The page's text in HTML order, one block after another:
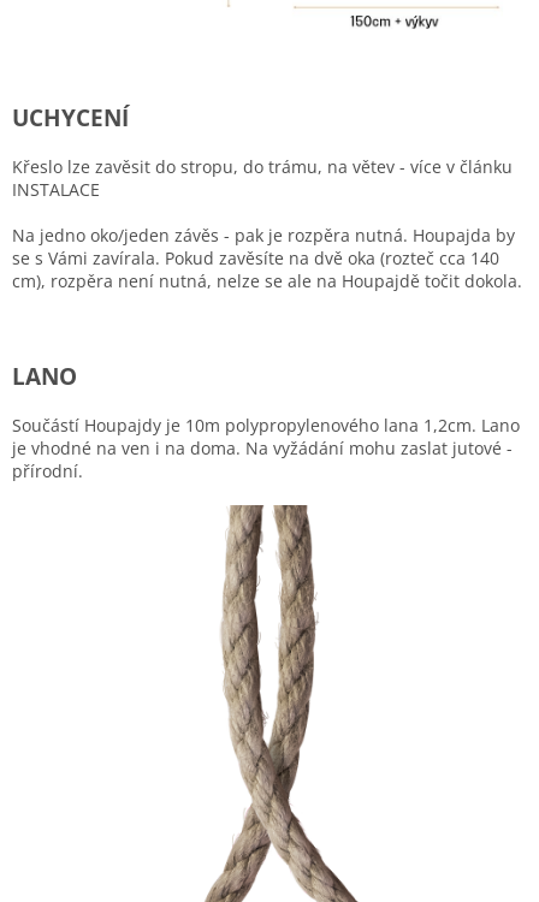
UCHYCENÍ
Křeslo lze zavěsit do stropu, do trámu, na větev - více v článku
INSTALACE
Na jedno oko/jeden závěs - pak je rozpěra nutná. Houpajda by
se s Vámi zavírala. Pokud zavěsíte na dvě oka (rozteč cca 140
cm), rozpěra není nutná, nelze se ale na Houpajdě točit dokola.
LANO
Součástí Houpajdy je 10m polypropylenového lana 1,2cm. Lano
je vhodné na ven i na doma. Na vyžádání mohu zaslat jutové -
přírodní.